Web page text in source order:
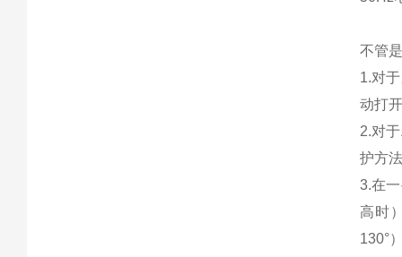
不管
1.对
动打
2.对
护方
3.在
高时
130°